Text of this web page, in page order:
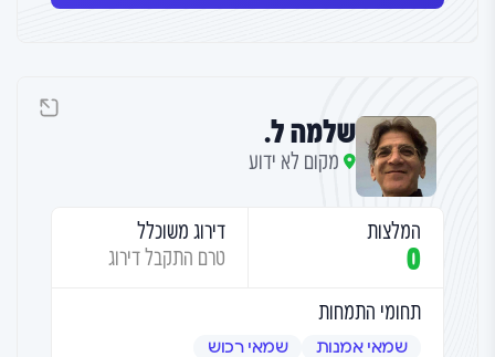
שלמה ל.
מקום לא ידוע
המלצות
0
דירוג משוכלל
טרם התקבל דירוג
תחומי התמחות
שמאי אמנות שמאי רכוש